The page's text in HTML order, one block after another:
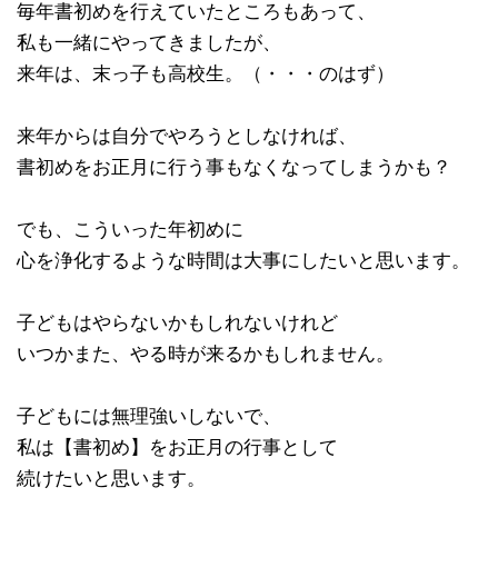
毎年書初めを行えていたところもあって、
私も一緒にやってきましたが、
来年は、末っ子も高校生。（・・・のはず）
来年からは自分でやろうとしなければ、
書初めをお正月に行う事もなくなってしまうかも？
でも、こういった年初めに
心を浄化するような時間は大事にしたいと思います。
子どもはやらないかもしれないけれど
いつかまた、やる時が来るかもしれません。
子どもには無理強いしないで、
私は【書初め】をお正月の行事として
続けたいと思います。